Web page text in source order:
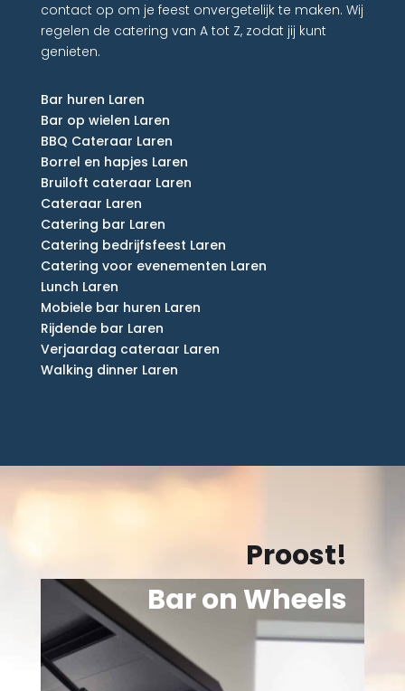
contact op om je feest onvergetelijk te maken. Wij
regelen de catering van A tot Z, zodat jij kunt
genieten.
Bar huren Laren
Bar op wielen Laren
BBQ Cateraar Laren
Borrel en hapjes Laren
Bruiloft cateraar Laren
Cateraar Laren
Catering bar Laren
Catering bedrijfsfeest Laren
Catering voor evenementen Laren
Lunch Laren
Mobiele bar huren Laren
Rijdende bar Laren
Verjaardag cateraar Laren
Walking dinner Laren
Proost!
Bar on Wheels